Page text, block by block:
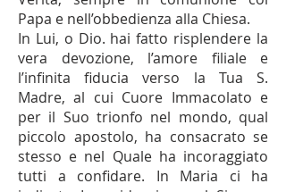
Papa e nell’obbedienza alla Chiesa.
In Lui, o Dio. hai fatto risplendere la
vera devozione, l’amore filiale e
l’infinita fiducia verso la Tua S.
Madre, al cui Cuore Immacolato e
per il Suo trionfo nel mondo, qual
piccolo apostolo, ha consacrato se
stesso e nel Quale ha incoraggiato
tutti a confidare. In Maria ci ha